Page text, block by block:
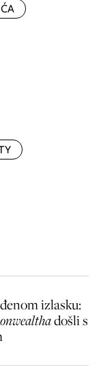
izlasku:
došli s